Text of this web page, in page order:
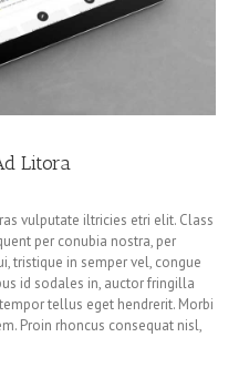
Litora
vulputate iltricies etri elit. Class
per conubia nostra, per
tristique in semper vel, congue
id sodales in, auctor fringilla
tellus eget hendrerit. Morbi
Proin rhoncus consequat nisl,